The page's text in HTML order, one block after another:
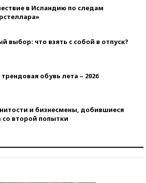
в Исландию по следам
выбор: что взять с собой в отпуск?
обувь лета – 2026
и бизнесмены, добившиеся
со второй попытки